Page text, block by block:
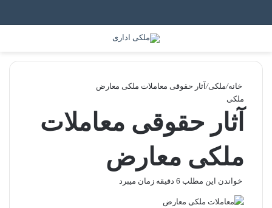
خانه/ملکی/آثار حقوقی معاملات ملکی معارض
ملکی
آثار حقوقی معاملات
ملکی معارض
خواندن این مطلب 6 دقیقه زمان میبرد